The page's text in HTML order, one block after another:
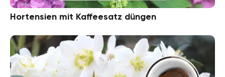
Hortensien mit Kaffeesatz düngen